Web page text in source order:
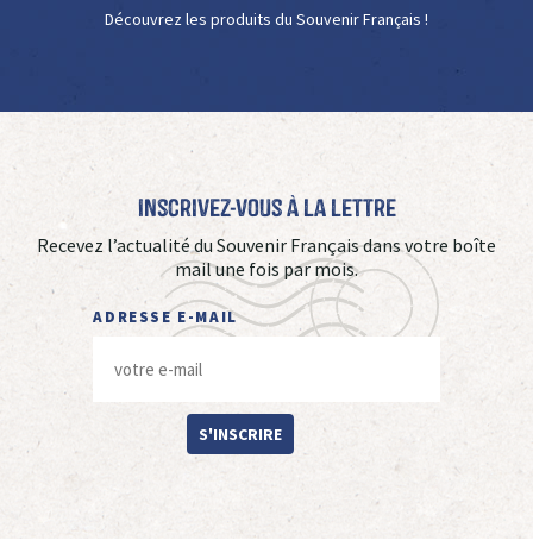
Découvrez les produits du Souvenir Français !
Inscrivez-vous à La Lettre
Recevez l’actualité du Souvenir Français dans votre boîte
mail une fois par mois.
ADRESSE E-MAIL
S'INSCRIRE